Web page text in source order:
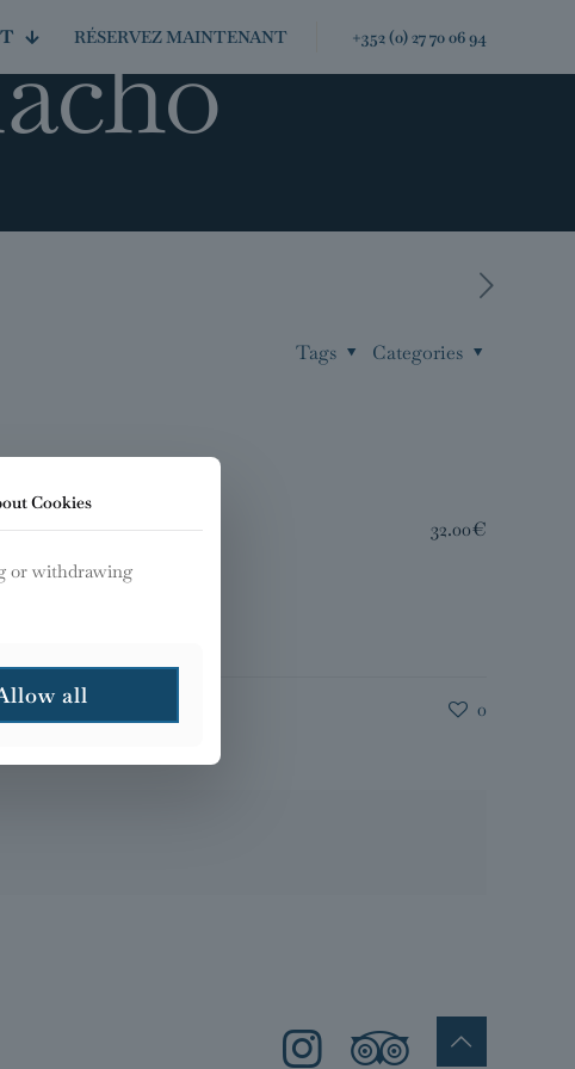
RÉSERVEZ MAINTENANT +352 (0) 27 70 06 94
Categories
Tags
32.00€
0
Cookies
or withdrawing
all